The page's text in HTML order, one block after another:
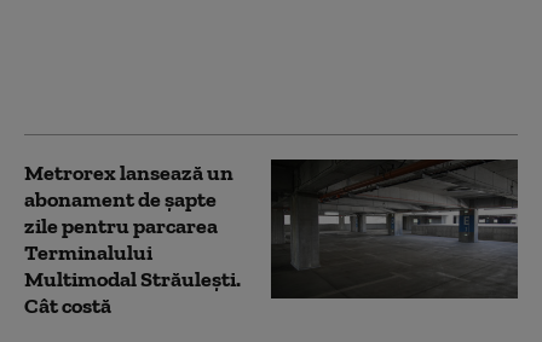
Metrorex lansează un
abonament de șapte
zile pentru parcarea
Terminalului
Multimodal Străuleşti.
Cât costă